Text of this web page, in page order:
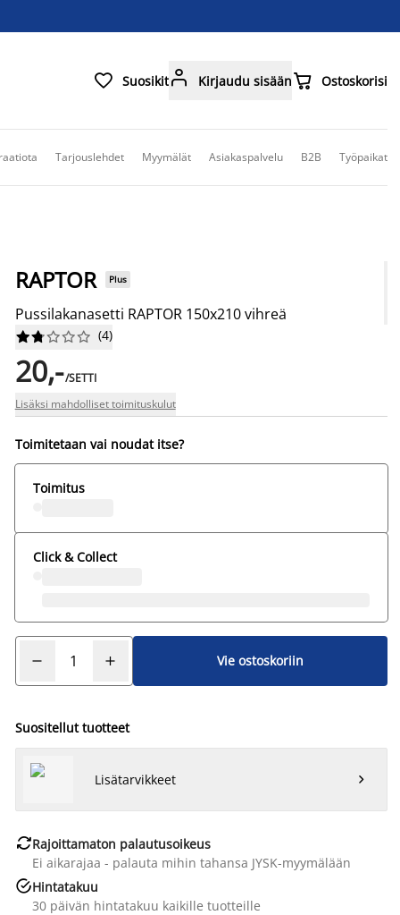
 Suosikit Kirjaudu sisään Ostoskorisi
Tarjouslehdet Myymälät Asiakaspalvelu B2B Työpaikat
RAPTOR Plus
Pussilakanasetti RAPTOR 150x210 vihreä





 (4)
20,-/SETTI
Lisäksi mahdolliset toimituskulut
Toimitetaan vai noudat itse?
Toimitus
Click & Collect
Vie ostoskoriin
Suositellut tuotteet
Lisätarvikkeet 
Rajoittamaton palautusoikeus
Ei aikarajaa - palauta mihin tahansa JYSK-myymälään
Hintatakuu
30 päivän hintatakuu kaikille tuotteille